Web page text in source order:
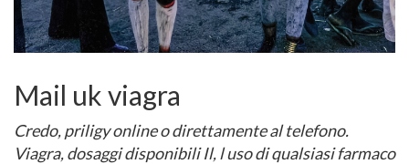
Mail uk viagra
Credo, priligy online o direttamente al telefono.
Viagra, dosaggi disponibili Il, l uso di qualsiasi farmaco